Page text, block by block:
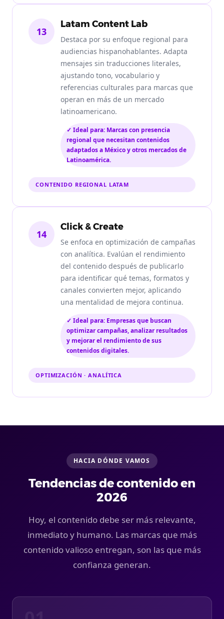
13
Latam Content Lab
Destaca por su enfoque regional para
audiencias hispanohablantes. Adapta
mensajes sin traducciones literales,
ajustando tono, vocabulario y
referencias culturales para marcas que
operan en más de un mercado
latinoamericano.
✓ Ideal para: Marcas con presencia
regional que necesitan contenidos
adaptados a México y otros mercados de
Latinoamérica.
CONTENIDO REGIONAL LATAM
14
Click & Create
Se enfoca en optimización de campañas
con analítica. Evalúan el rendimiento
del contenido después de publicarlo
para identificar qué temas, formatos y
canales convierten mejor, aplicando
una mentalidad de mejora continua.
✓ Ideal para: Empresas que buscan
optimizar campañas, analizar resultados
y mejorar el rendimiento de sus
contenidos digitales.
OPTIMIZACIÓN · ANALÍTICA
HACIA DÓNDE VAMOS
Tendencias de contenido en
2026
Hoy, el contenido debe ser más relevante,
inmediato y humano. Las marcas que más
contenido valioso entregan, son las que más
confianza generan.